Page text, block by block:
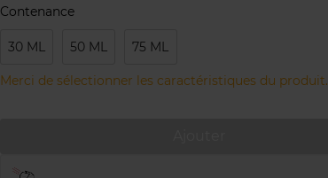
Contenance
30 ML 50 ML 75 ML
Merci de sélectionner les caractéristiques du produit.